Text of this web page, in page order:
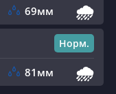
69мм 🌧️
Норм.
81мм 🌧️